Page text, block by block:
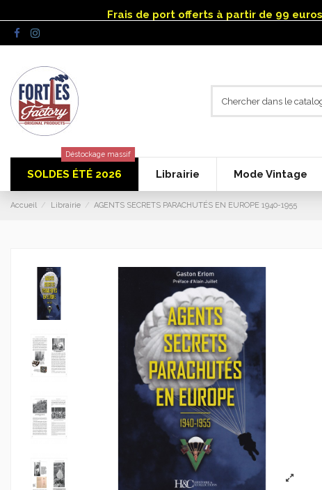
Frais de port offerts à partir de 99
SOLDES ÉTÉ 2026
Déstockage massif
Librairie Mode Vintage
Accueil Librairie AGENTS SECRETS PARACHUTÉS EN EUROPE 1940-1955